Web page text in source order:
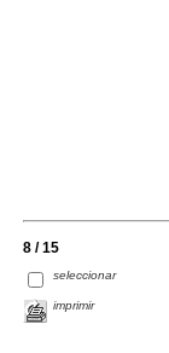
8 / 15
seleccionar
imprimir